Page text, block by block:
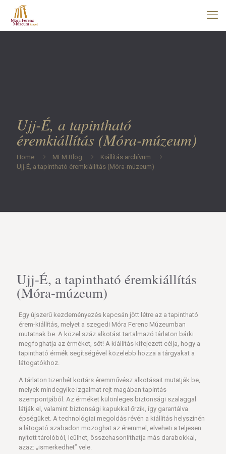
Ujj-É, a tapintható
éremkiállítás (Móra-múzeum)
Home MFM Blog
Kiállítás archívum
Ujj-É, a tapintható éremkiállítás (Móra-múzeum)
Ujj-É, a tapintható éremkiállítás
(Móra-múzeum)
Egy újszerű kezdeményezés kapcsán jött létre az a tapintható
érem-kiállítás, melyet a szegedi Móra Ferenc Múzeumban
mutatnak be. A közel száz alkotást tartalmazó tárlaton bárki
megfoghatja az érméket, sőt! A kiállítás kifejezett célja, hogy a
tapintható érmék segítségével közelebb hozza a tárgyakat a
látogatókhoz.
A tárlaton tizenhét kortárs éremművész alkotásait mutatják be,
melyek mindegyike izgalmat rejt magában tapintás
szempontjából. Az érméket különleges biztonsági szalaggal
látják el, valamint biztonsági kapukkal őrzik, így garantálva
épségüket. A technológiai megoldás révén a kiállítás helyszínén
a látogató szabadon mozoghat az éremmel, elveheti a teljesen
nyitott tárolóból, leülhet, összehasonlíthatja más darabokkal,
azaz: „ismerkedhet” vele.